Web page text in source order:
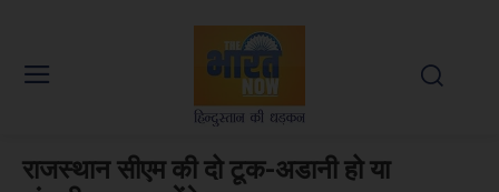
राजस्थान सीएम की दो टूक-अडानी हो या